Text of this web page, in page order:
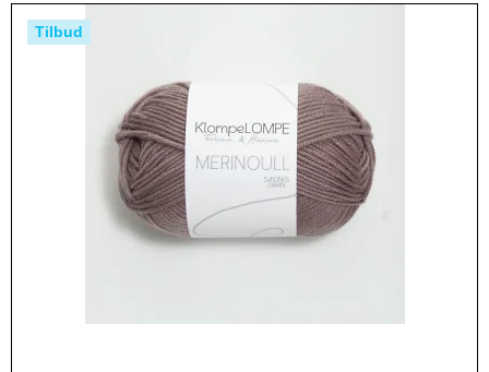
Tilbud